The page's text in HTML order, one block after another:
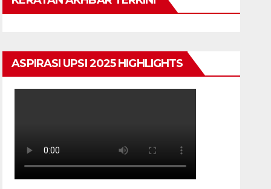
ASPIRASI UPSI 2025 HIGHLIGHTS